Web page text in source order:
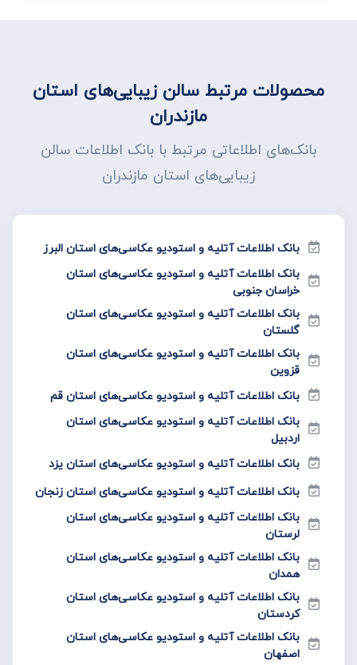
محصولات مرتبط سالن زیبایی‌های استان
مازندران
بانک‌های اطلاعاتی مرتبط با بانک اطلاعات سالن
زیبایی‌های استان مازندران
بانک اطلاعات آتلیه و استودیو عکاسی‌های استان البرز
بانک اطلاعات آتلیه و استودیو عکاسی‌های استان
خراسان جنوبی
بانک اطلاعات آتلیه و استودیو عکاسی‌های استان
گلستان
بانک اطلاعات آتلیه و استودیو عکاسی‌های استان
قزوین
بانک اطلاعات آتلیه و استودیو عکاسی‌های استان قم
بانک اطلاعات آتلیه و استودیو عکاسی‌های استان
اردبیل
بانک اطلاعات آتلیه و استودیو عکاسی‌های استان یزد
بانک اطلاعات آتلیه و استودیو عکاسی‌های استان زنجان
بانک اطلاعات آتلیه و استودیو عکاسی‌های استان
لرستان
بانک اطلاعات آتلیه و استودیو عکاسی‌های استان
همدان
بانک اطلاعات آتلیه و استودیو عکاسی‌های استان
کردستان
بانک اطلاعات آتلیه و استودیو عکاسی‌های استان
اصفهان